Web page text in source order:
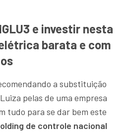
e investir nesta
barata e com
a substituição
pelas de uma empresa
tudo para se dar bem este
de controle nacional